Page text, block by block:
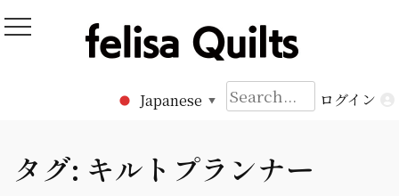
to
Felisa Quilts
パッチワークキルト Felisa Quilts
Japanese ▼
検
索:
ログイン
タグ: キルトプランナー